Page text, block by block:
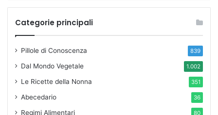
Categorie principali
Pillole di Conoscenza 839
Dal Mondo Vegetale 1.002
Le Ricette della Nonna 351
Abecedario 36
Regimi Alimentari 80